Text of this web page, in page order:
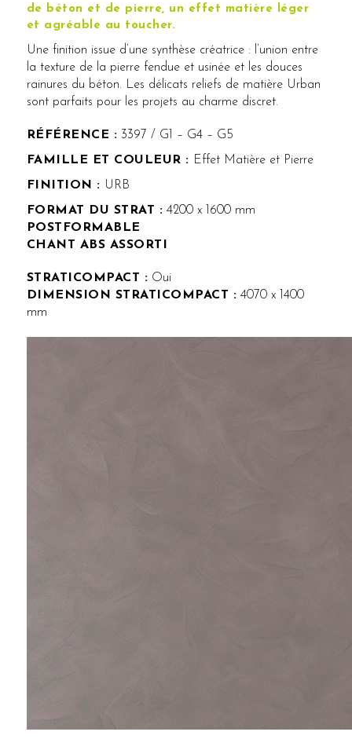
de béton et de pierre, un effet matière léger
et agréable au toucher.
Une finition issue d’une synthèse créatrice : l’union entre
la texture de la pierre fendue et usinée et les douces
rainures du béton. Les délicats reliefs de matière Urban
sont parfaits pour les projets au charme discret.
RÉFÉRENCE : 3397 / G1 – G4 – G5
FAMILLE ET COULEUR : Effet Matière et Pierre
FINITION : URB
FORMAT DU STRAT : 4200 x 1600 mm
POSTFORMABLE
CHANT ABS ASSORTI
STRATICOMPACT : Oui
DIMENSION STRATICOMPACT : 4070 x 1400
mm